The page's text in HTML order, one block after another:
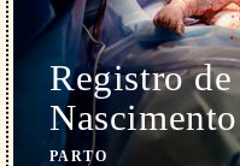
Registro
PARTO